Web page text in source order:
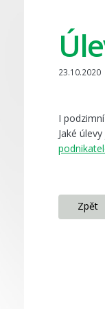
23.10.2020
I
Jaké
zpět